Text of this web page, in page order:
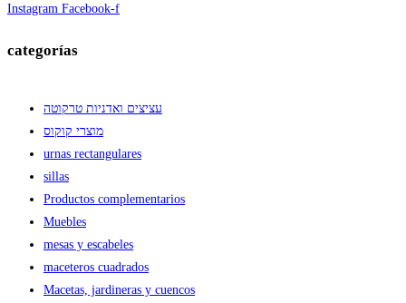
Instagram Facebook-f
categorías
עציצים ואדניות טרקוטה
מוצרי קוקוס
urnas rectangulares
sillas
Productos complementarios
Muebles
mesas y escabeles
maceteros cuadrados
Macetas, jardineras y cuencos